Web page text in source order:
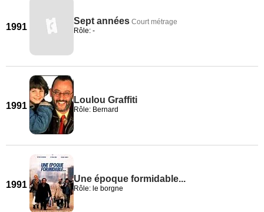
1991
Sept années Court métrage
Rôle: -
1991
Loulou Graffiti
Rôle: Bernard
1991
Une époque formidable...
Rôle: le borgne